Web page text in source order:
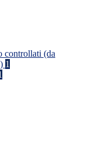
controllati (da
1